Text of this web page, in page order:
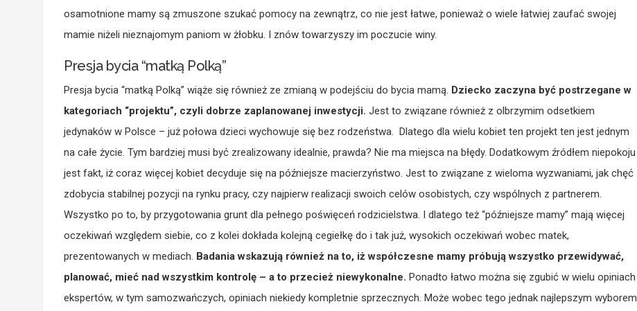
osamotnione mamy są zmuszone szukać pomocy na zewnątrz, co nie jest łatwe, ponieważ o wiele łatwiej zaufać swojej
mamie niżeli nieznajomym paniom w żłobku. I znów towarzyszy im poczucie winy.
Presja bycia “matką Polką”
Presja bycia “matką Polką” wiąże się również ze zmianą w podejściu do bycia mamą. Dziecko zaczyna być postrzegane w
kategoriach “projektu”, czyli dobrze zaplanowanej inwestycji. Jest to związane również z olbrzymim odsetkiem
jedynaków w Polsce – już połowa dzieci wychowuje się bez rodzeństwa. Dlatego dla wielu kobiet ten projekt ten jest jednym
na całe życie. Tym bardziej musi być zrealizowany idealnie, prawda? Nie ma miejsca na błędy. Dodatkowym źródłem niepokoju
jest fakt, iż coraz więcej kobiet decyduje się na późniejsze macierzyństwo. Jest to związane z wieloma wyzwaniami, jak chęć
zdobycia stabilnej pozycji na rynku pracy, czy najpierw realizacji swoich celów osobistych, czy wspólnych z partnerem.
Wszystko po to, by przygotowania grunt dla pełnego poświęceń rodzicielstwa. I dlatego też “późniejsze mamy” mają więcej
oczekiwań względem siebie, co z kolei dokłada kolejną cegiełkę do i tak już, wysokich oczekiwań wobec matek,
prezentowanych w mediach. Badania wskazują również na to, iż współczesne mamy próbują wszystko przewidywać,
planować, mieć nad wszystkim kontrolę – a to przecież niewykonalne. Ponadto łatwo można się zgubić w wielu opiniach
ekspertów, w tym samozwańczych, opiniach niekiedy kompletnie sprzecznych. Może wobec tego jednak najlepszym wyborem